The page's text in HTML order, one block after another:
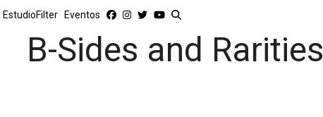
EstudioFilter Eventos
B-Sides and Rarities